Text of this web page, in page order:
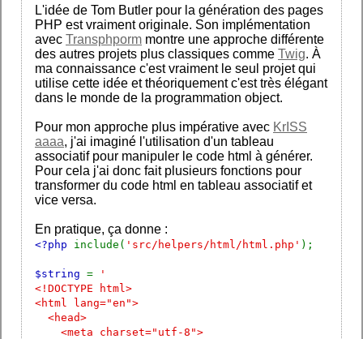
L'idée de Tom Butler pour la génération des pages
PHP est vraiment originale. Son implémentation
avec Transphporm montre une approche différente
des autres projets plus classiques comme Twig. À
ma connaissance c'est vraiment le seul projet qui
utilise cette idée et théoriquement c'est très élégant
dans le monde de la programmation object.
Pour mon approche plus impérative avec KrISS
aaaa, j'ai imaginé l'utilisation d'un tableau
associatif pour manipuler le code html à générer.
Pour cela j'ai donc fait plusieurs fonctions pour
transformer du code html en tableau associatif et
vice versa.
En pratique, ça donne :
<?php include( 'src/helpers/html/html.php' );
$string =
'
<!DOCTYPE html>
<html lang="en">
<head>
<meta charset="utf-8">